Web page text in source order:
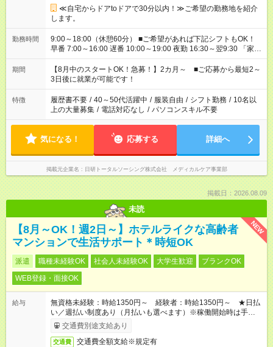
≪自宅からドアtoドアで30分以内！≫ご希望の勤務地を紹介
します。
勤務時間
9:00～18:00（休憩60分） ■ご希望があれば下記シフトもOK！
早番 7:00～16:00 遅番 10:00～19:00 夜勤 16:30～翌9:30 「家族
と休みを合わせたい」 「余裕を持って夕飯の準備がしたい」
「できれば残業はしたくない」 など、ご希望を教えてください
ね。 ※Wワーク希望の方へ 今ご覧のお仕事で希望する勤務時間
と、もう1つのお仕事の勤務時間。 合計で週40時間を超える場
合は応募できません。
期間
【8月中のスタートOK！急募！】2カ月～ ■ご応募から最短2～
3日後に就業が可能です！
特徴 履歴書不要 / 40～50代活躍中 / 服装自由 / シフト勤務 / 10名以
上の大量募集 / 電話対応なし / パソコンスキル不要
気になる！ 応募する 詳細へ
掲載元企業名 日研トータルソーシング株式会社 メディカルケア事業部
掲載日：2026.08.09
未読
NEW
【8月～OK！週2日～】ホテルライクな高齢者
マンションで生活サポート＊時短OK
派遣 職種未経験OK 社会人未経験OK 大学生歓迎
ブランクOK
WEB登録・面接OK
給与
無資格未経験：時給1350円～ 経験者：時給1350円～ ★日払
い／週払い制度あり（月払いも選べます）※稼働開始時は手続き
完了次第のお支払いとなります。
交通費別途支給あり
交通費 交通費全額支給※規定有